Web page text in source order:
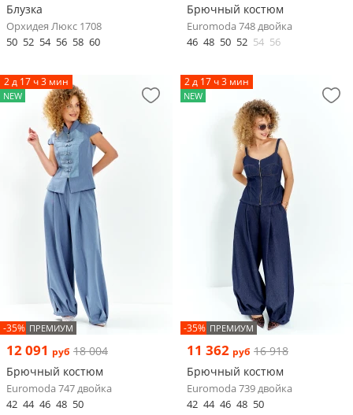
Блузка
Орхидея Люкс 1708
50 52 54 56 58 60
Брючный костюм
Euromoda 748 двойка
46 48 50 52 54 56
2 д 17 ч 3 мин
NEW
-35% ПРЕМИУМ
12 091 руб 18 004
Брючный костюм
Euromoda 747 двойка
42 44 46 48 50
2 д 17 ч 3 мин
NEW
-35% ПРЕМИУМ
11 362 руб 16 918
Брючный костюм
Euromoda 739 двойка
42 44 46 48 50